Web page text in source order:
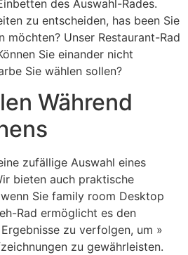
des Auswahl-Rades.
zu entscheiden, has been Sie
möchten? Unser Restaurant-Rad
Sie einander nicht
Sie wählen sollen?
Während
zufällige Auswahl eines
bieten auch praktische
Sie family room Desktop
Rad ermöglicht es den
zu verfolgen, um »
zu gewährleisten.